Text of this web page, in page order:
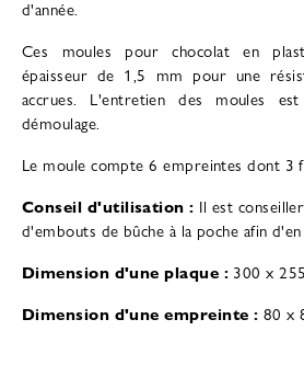
d'année.
Ces moules pour chocolat en
épaisseur de 1,5 mm pour une
accrues. L'entretien des moules
démoulage.
Le moule compte 6 empreintes dont 3
Conseil d'utilisation : Il est
d'embouts de bûche à la poche afin
Dimension d'une plaque :300 x
Dimension d'une empreinte : 80 x